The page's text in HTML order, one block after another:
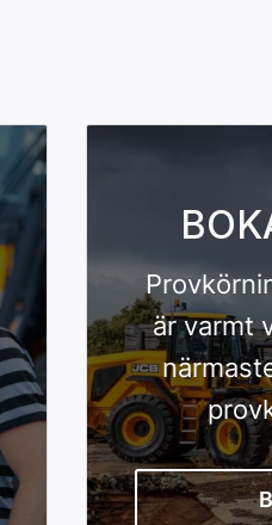
är varmt